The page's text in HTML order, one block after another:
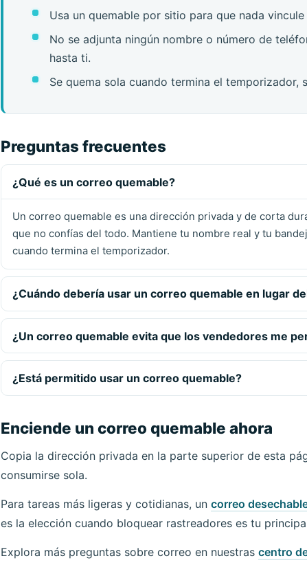
Usa un quemable por sitio para que nada
No se adjunta ningún nombre o número de
hasta ti.
Se quema sola cuando termina el temporizador,
Preguntas frecuentes
¿Qué es un correo quemable?
Un correo quemable es una dirección privada y de corta
que no confías del todo. Mantiene tu nombre real y tu
cuando termina el temporizador.
¿Cuándo debería usar un correo quemable en lugar
¿Un correo quemable evita que los vendedores me
¿Está permitido usar un correo quemable?
Enciende un correo quemable ahora
Copia la dirección privada en la parte superior de esta
consumirse sola.
Para tareas más ligeras y cotidianas, un correo
es la elección cuando bloquear rastreadores es tu
Explora más preguntas sobre correo en nuestras centro